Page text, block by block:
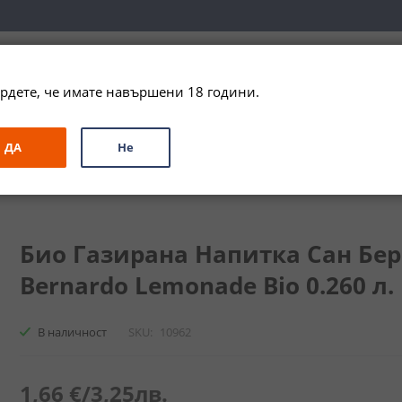
ЗА ПОДАРЪК ПРОМО СПЕЦИАЛНИ ПРЕДЛОЖЕНИЯ
Био Газирана Напитка Сан Бернардо Лимонада / San
Био Газирана Напитка Сан
Bernardo Lemonade Bio 0.260 л.
В наличност SKU 10962
1,66 €/3,25лв.
че имате навършени 18 години.
ДА Не